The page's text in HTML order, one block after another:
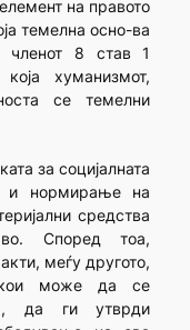
на правото
темелна осно-ва
членот 8 став 1
хуманизмот,
се темелни
за социјалната
и нормирање на
средства
Според тоа,
меѓу другото,
може да се
да ги утврди